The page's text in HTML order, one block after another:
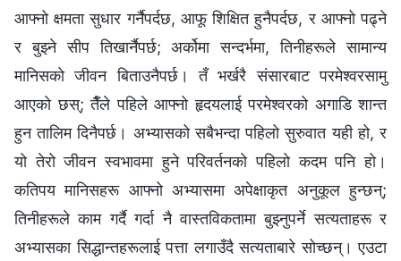
आफ्नो क्षमता सुधार गर्नैपर्दछ, आफू शिक्षित हुनैपर्दछ, र आफ्नो पढ्ने
र बुझ्ने सीप तिखार्नैपर्छ; अर्कोमा सन्दर्भमा, तिनीहरूले सामान्य
मानिसको जीवन बिताउनैपर्छ। तँ भर्खरै संसारबाट परमेश्‍वरसामु
आएको छस्; तैँले पहिले आफ्नो हृदयलाई परमेश्‍वरको अगाडि शान्त
हुन तालिम दिनैपर्छ। अभ्यासको सबैभन्दा पहिलो सुरुवात यही हो, र
यो तेरो जीवन स्वभावमा हुने परिवर्तनको पहिलो कदम पनि हो।
कतिपय मानिसहरू आफ्नो अभ्यासमा अपेक्षाकृत अनुकूल हुन्छन्;
तिनीहरूले काम गर्दै गर्दा नै वास्तविकतामा बुझ्‍नुपर्ने सत्यताहरू र
अभ्यासका सिद्धान्तहरूलाई पत्ता लगाउँदै सत्यताबारे सोच्छन्। एउटा